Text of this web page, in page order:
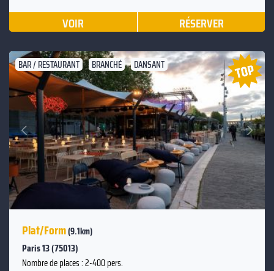
VOIR RÉSERVER
BAR / RESTAURANT BRANCHÉ DANSANT
Précédent
Suivant
Plat/Form(9.1km)
Paris 13 (75013)
Nombre de places : 2-400 pers.